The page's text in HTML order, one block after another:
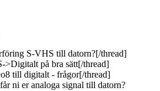
S-VHS till datorn?[/thread]
>Digitalt på bra sätt[/thread]
till digitalt - frågor[/thread]
ni er analoga signal till datorn?